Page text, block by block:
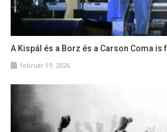
A Kispál és a Borz és a Carson Coma is
február 19, 2026